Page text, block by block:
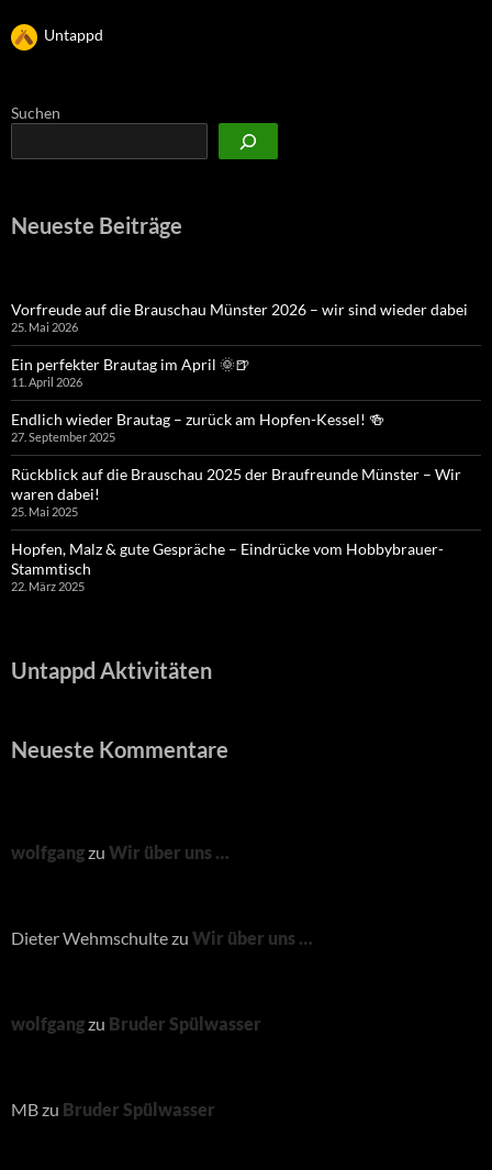
Untappd
Suchen
Neueste Beiträge
Vorfreude auf die Brauschau Münster 2026 – wir sind wieder dabei
25. Mai 2026
Ein perfekter Brautag im April 🌞🍺
11. April 2026
Endlich wieder Brautag – zurück am Hopfen-Kessel! 🍻
27. September 2025
Rückblick auf die Brauschau 2025 der Braufreunde Münster – Wir
waren dabei!
25. Mai 2025
Hopfen, Malz & gute Gespräche – Eindrücke vom Hobbybrauer-
Stammtisch
22. März 2025
Untappd Aktivitäten
Neueste Kommentare
wolfgangzu Wir über uns …
Dieter Wehmschultezu Wir über uns …
wolfgangzu Bruder Spülwasser
MBzu Bruder Spülwasser